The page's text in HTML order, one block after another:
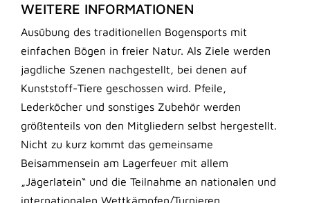
WEITERE INFORMATIONEN
Ausübung des traditionellen Bogensports mit
einfachen Bögen in freier Natur. Als Ziele werden
jagdliche Szenen nachgestellt, bei denen auf
Kunststoff-Tiere geschossen wird. Pfeile,
Lederköcher und sonstiges Zubehör werden
größtenteils von den Mitgliedern selbst hergestellt.
Nicht zu kurz kommt das gemeinsame
Beisammensein am Lagerfeuer mit allem
„Jägerlatein“ und die Teilnahme an nationalen und
internationalen Wettkämpfen/Turnieren.